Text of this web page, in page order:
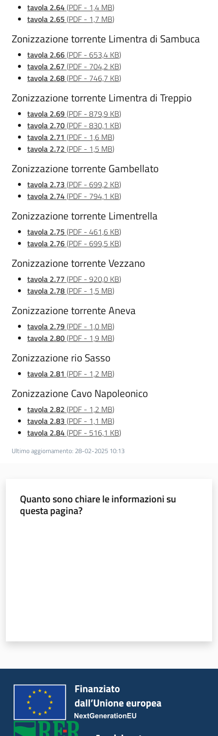
tavola 2.64(PDF - 1,4 MB)
tavola 2.65 (PDF - 1,7 MB)
Zonizzazione torrente Limentra di Sambuca
tavola 2.66(PDF - 653,4 KB)
tavola 2.67 (PDF - 704,2 KB)
tavola 2.68(PDF - 746,7 KB)
Zonizzazione torrente Limentra di Treppio
tavola 2.69(PDF - 879,9 KB)
tavola 2.70(PDF - 830,1 KB)
tavola 2.71 (PDF - 1,6 MB)
tavola 2.72 (PDF - 1,5 MB)
Zonizzazione torrente Gambellato
tavola 2.73 (PDF - 699,2 KB)
tavola 2.74(PDF - 794,1 KB)
Zonizzazione torrente Limentrella
tavola 2.75 (PDF - 461,6 KB)
tavola 2.76(PDF - 699,5 KB)
Zonizzazione torrente Vezzano
tavola 2.77 (PDF - 920,0 KB)
tavola 2.78(PDF - 1,5 MB)
Zonizzazione torrente Aneva
tavola 2.79(PDF - 1,0 MB)
tavola 2.80(PDF - 1,9 MB)
Zonizzazione rio Sasso
tavola 2.81 (PDF - 1,2 MB)
Zonizzazione Cavo Napoleonico
tavola 2.82 (PDF - 1,2 MB)
tavola 2.83 (PDF - 1,1 MB)
tavola 2.84(PDF - 516,1 KB)
Ultimo aggiornamento: 28-02-2025 10:13
Quanto sono chiare le informazioni su
questa pagina?